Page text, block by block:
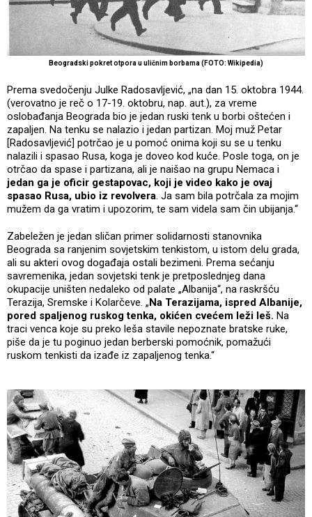
Beogradski pokret otpora u uličnim borbama (FOTO: Wikipedia)
Prema svedočenju Julke Radosavljević, „na dan 15. oktobra 1944.
(verovatno je reč o 17-19. oktobru, nap. aut.), za vreme
oslobađanja Beograda bio je jedan ruski tenk u borbi oštećen i
zapaljen. Na tenku se nalazio i jedan partizan. Moj muž Petar
[Radosavljević] potrčao je u pomoć onima koji su se u tenku
nalazili i spasao Rusa, koga je doveo kod kuće. Posle toga, on je
otrčao da spase i partizana, ali je naišao na grupu Nemaca i
jedan ga je oficir gestapovac, koji je video kako je ovaj
spasao Rusa, ubio iz revolvera. Ja sam bila potrčala za mojim
mužem da ga vratim i upozorim, te sam videla sam čin ubijanja.“
Zabeležen je jedan sličan primer solidarnosti stanovnika
Beograda sa ranjenim sovjetskim tenkistom, u istom delu grada,
ali su akteri ovog događaja ostali bezimeni. Prema sećanju
savremenika, jedan sovjetski tenk je pretposlednjeg dana
okupacije uništen nedaleko od palate „Albanija“, na raskršću
Terazija, Sremske i Kolarčeve. „Na Terazijama, ispred Albanije,
pored spaljenog ruskog tenka, okićen cvećem leži leš. Na
traci venca koje su preko leša stavile nepoznate bratske ruke,
piše da je tu poginuo jedan berberski pomoćnik, pomažući
ruskom tenkisti da izađe iz zapaljenog tenka.“